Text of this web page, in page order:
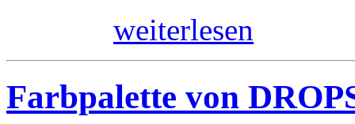
weiterlesen
Farbpalette von